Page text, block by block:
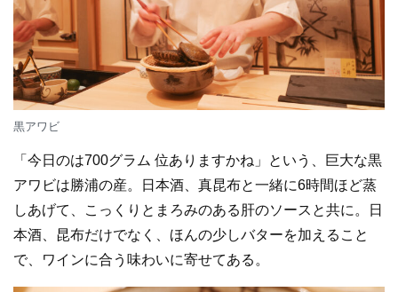
黒アワビ
「今日のは700グラム 位ありますかね」という、巨大な黒
アワビは勝浦の産。日本酒、真昆布と一緒に6時間ほど蒸
しあげて、こっくりとまろみのある肝のソースと共に。日
本酒、昆布だけでなく、ほんの少しバターを加えること
で、ワインに合う味わいに寄せてある。